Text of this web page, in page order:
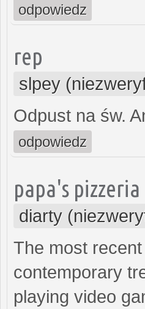
odpowiedz
rep
slpey
Odpust na św.
odpowiedz
papa's pizzeria
diarty
The most
contemporary
playing video